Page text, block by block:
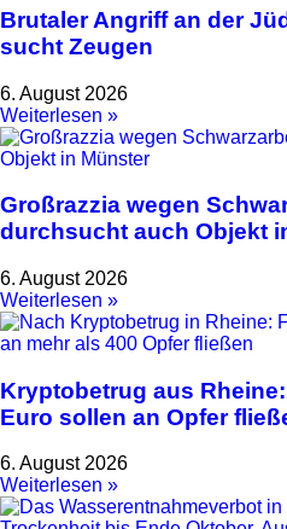
Brutaler Angriff an der
sucht Zeugen
6. August 2026
Weiterlesen »
Großrazzia wegen
durchsucht auch Objekt
6. August 2026
Weiterlesen »
Kryptobetrug aus
Euro sollen an Opfer
6. August 2026
Weiterlesen »